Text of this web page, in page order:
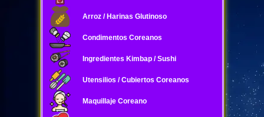
Arroz / Harinas Glutinoso
Condimentos Coreanos
Ingredientes Kimbap / Sushi
Utensilios / Cubiertos Coreanos
Maquillaje Coreano